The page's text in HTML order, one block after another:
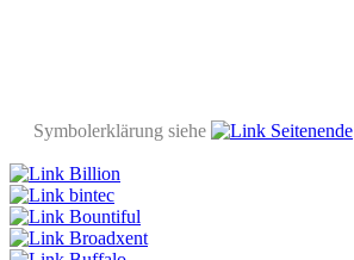
Symbolerklärung siehe Seitenende
Billion
bintec
Bountiful
Broadxent